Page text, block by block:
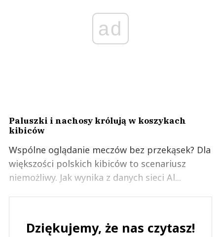
Zostaw swoje komentarze
ad
Paluszki i nachosy królują w koszykach
kibiców
Wspólne oglądanie meczów bez przekąsek? Dla
większości polskich kibiców to scenariusz
niemożliwy. Jak wynika z danych sieci Al...
Dziękujemy, że nas czytasz!